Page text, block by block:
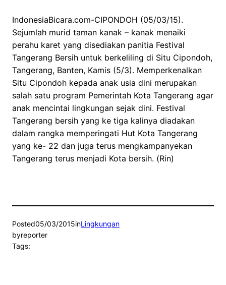
IndonesiaBicara.com-CIPONDOH (05/03/15).
Sejumlah murid taman kanak – kanak menaiki
perahu karet yang disediakan panitia Festival
Tangerang Bersih untuk berkeliling di Situ Cipondoh,
Tangerang, Banten, Kamis (5/3). Memperkenalkan
Situ Cipondoh kepada anak usia dini merupakan
salah satu program Pemerintah Kota Tangerang agar
anak mencintai lingkungan sejak dini. Festival
Tangerang bersih yang ke tiga kalinya diadakan
dalam rangka memperingati Hut Kota Tangerang
yang ke- 22 dan juga terus mengkampanyekan
Tangerang terus menjadi Kota bersih. (Rin)
Posted05/03/2015inLingkungan
byreporter
Tags: